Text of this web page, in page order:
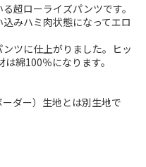
超ローライズパンツです。
みハミ肉状態になってエロ
ツに仕上がりました。ヒッ
綿100％になります。
ダー）生地とは別生地で